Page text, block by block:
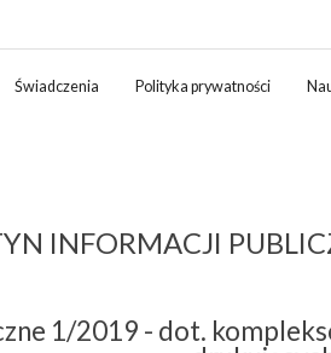
Świadczenia Polityka prywatności
INFORMACJI
1/2019 - dot.